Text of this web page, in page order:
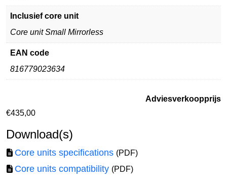
Inclusief core unit
Core unit Small Mirrorless
EAN code
816779023634
Adviesverkoopprijs
€435,00
Download(s)
Core units specifications (PDF)
Core units compatibility (PDF)